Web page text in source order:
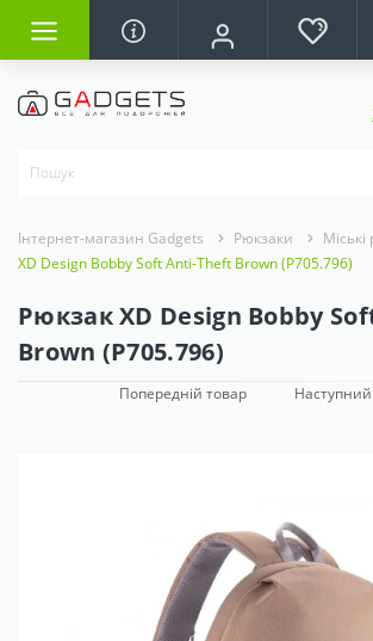
Інтернет-магазин Gadgets Рюкзаки
XD Design Bobby Soft Anti-Theft Brown (P705.796)
Рюкзак XD Design Bobby
Brown (P705.796)
Попередній товар